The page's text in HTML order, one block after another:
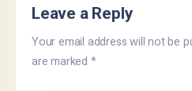
Leave a Reply
Your email address will not be
are marked *